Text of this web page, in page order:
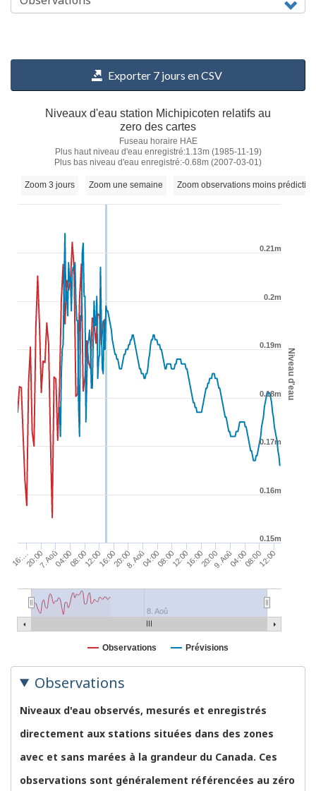
Exporter 7 jours en CSV
Niveau d'eau
Niveaux d'eau station Michipicoten relatifs au
zero des cartes
Fuseau horaire HAE
Plus haut niveau d'eau enregistré:1.13m (1985-11-19)
Plus bas niveau d'eau enregistré:-0.68m (2007-03-01)
16:…20:007. Aoû04:0008:0012:0016:0020:008. Aoû04:0008:0012:0016:0020:009. Aoû04:0008:0012:00
8. Aoû
0.15m
0.16m
0.17m
0.18m
0.19m
0.2m
0.21m
Zoom 3 jours Zoom une semaine Zoom observations moins
Observations Prévisions
Observations
Niveaux d'eau observés, mesurés et enregistrés
directement aux stations situées dans des zones
avec et sans marées à la grandeur du Canada. Ces
observations sont généralement référencées au zéro